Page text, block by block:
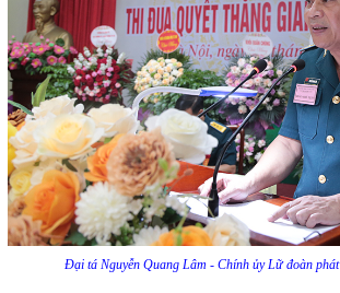
Đại tá Nguyễn Quang Lâm - Chính ủy Lữ đoàn